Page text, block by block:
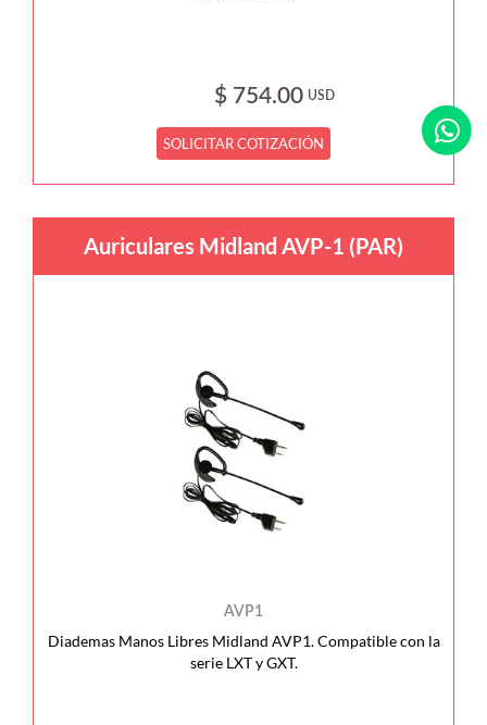
$ 754.00 USD
SOLICITAR COTIZACIÓN
Auriculares Midland AVP-1 (PAR)
AVP1
Diademas Manos Libres Midland AVP1. Compatible con la
serie LXT y GXT.